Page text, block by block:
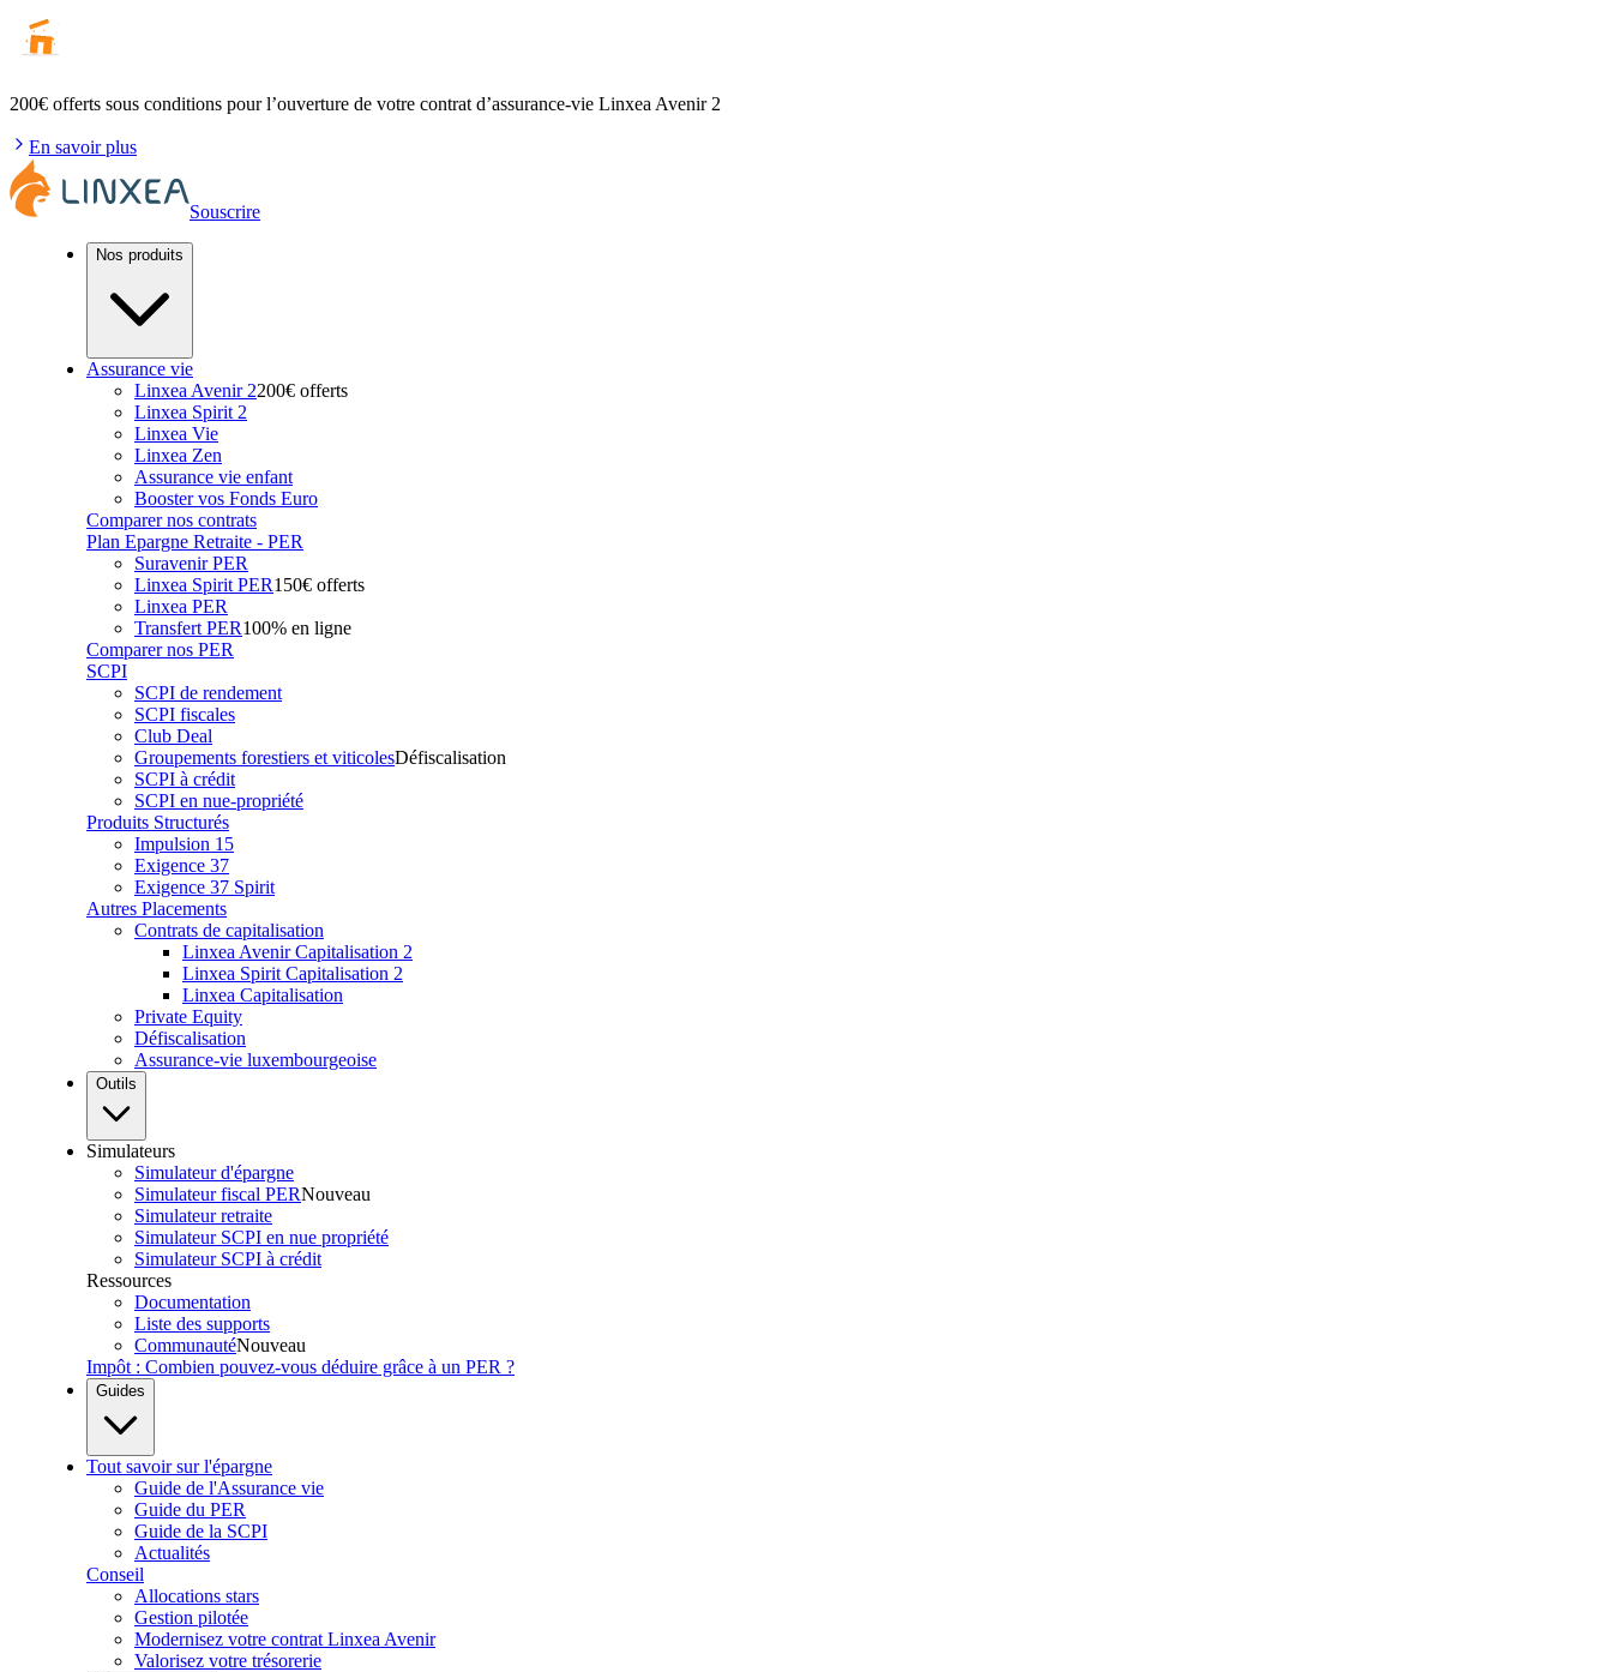
200€ offerts sous conditions pour l’ouverture de votre contrat d’assurance-vie Linxea Avenir 2
En savoir plus
Souscrire
Nos produits
Assurance vie
Linxea Avenir 2200€ offerts
Linxea Spirit 2
Linxea Vie
Linxea Zen
Assurance vie enfant
Booster vos Fonds Euro
Comparer nos contrats
Plan Epargne Retraite - PER
Suravenir PER
Linxea Spirit PER150€ offerts
Linxea PER
Transfert PER100% en ligne
Comparer nos PER
SCPI
SCPI de rendement
SCPI fiscales
Club Deal
Groupements forestiers et viticolesDéfiscalisation
SCPI à crédit
SCPI en nue-propriété
Produits Structurés
Impulsion 15
Exigence 37
Exigence 37 Spirit
Autres Placements
Contrats de capitalisation
Linxea Avenir Capitalisation 2
Linxea Spirit Capitalisation 2
Linxea Capitalisation
Private Equity
Défiscalisation
Assurance-vie luxembourgeoise
Outils
Simulateurs
Simulateur d'épargne
Simulateur fiscal PERNouveau
Simulateur retraite
Simulateur SCPI en nue propriété
Simulateur SCPI à crédit
Ressources
Documentation
Liste des supports
CommunautéNouveau
Impôt : Combien pouvez-vous déduire grâce à un PER ?
Guides
Tout savoir sur l'épargne
Guide de l'Assurance vie
Guide du PER
Guide de la SCPI
Actualités
Conseil
Allocations stars
Gestion pilotée
Modernisez votre contrat Linxea Avenir
Valorisez votre trésorerie